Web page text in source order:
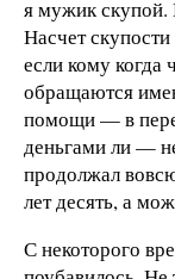
я мужик скупой.
Насчет
если кому
обращаются
помощи — в
деньгами ли —
продолжал
лет десять, а
С некоторого